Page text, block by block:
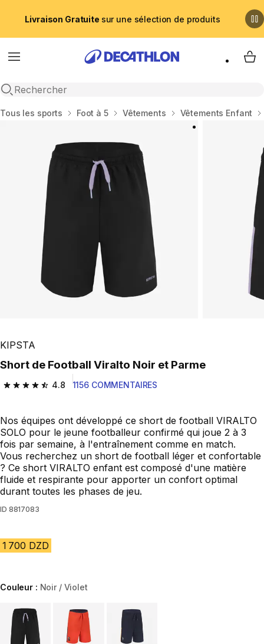
Livraison Gratuite sur une sélection de produits
Menu
Recherche ouverte
My
Accueil
Tous les sports Foot à 5 Vêtements Vêtements Enfant
KIPSTA
Short de Football Viralto Noir et Parme
4.8
4.8 out of 5 stars from 1156 reviews
1156 COMMENTAIRES
Nos équipes ont développé ce short de football VIRALTO
SOLO pour le jeune footballeur confirmé qui joue 2 à 3
fois par semaine, à l'entraînement comme en match.
Vous recherchez un short de football léger et confortable
? Ce short VIRALTO enfant est composé d'une matière
fluide et respirante pour apporter un confort optimal
durant toutes les phases de jeu.
ID 8817083
1 700 DZD
Couleur : Noir / Violet
Choose a variant